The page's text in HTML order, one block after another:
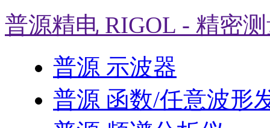
普源精电 RIGOL - 精密
普源 示波器
普源 函数/任意波形